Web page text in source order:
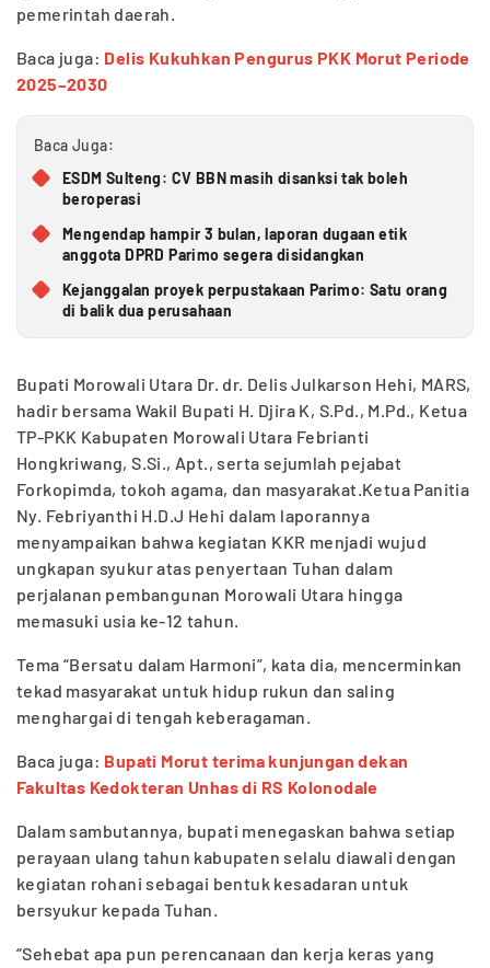
pemerintah daerah.
Baca juga: Delis Kukuhkan Pengurus PKK Morut Periode
2025–2030
Baca Juga:
ESDM Sulteng: CV BBN masih disanksi tak boleh
beroperasi
Mengendap hampir 3 bulan, laporan dugaan etik
anggota DPRD Parimo segera disidangkan
Kejanggalan proyek perpustakaan Parimo: Satu orang
di balik dua perusahaan
Bupati Morowali Utara Dr. dr. Delis Julkarson Hehi, MARS,
hadir bersama Wakil Bupati H. Djira K, S.Pd., M.Pd., Ketua
TP-PKK Kabupaten Morowali Utara Febrianti
Hongkriwang, S.Si., Apt., serta sejumlah pejabat
Forkopimda, tokoh agama, dan masyarakat.Ketua Panitia
Ny. Febriyanthi H.D.J Hehi dalam laporannya
menyampaikan bahwa kegiatan KKR menjadi wujud
ungkapan syukur atas penyertaan Tuhan dalam
perjalanan pembangunan Morowali Utara hingga
memasuki usia ke-12 tahun.
Tema “Bersatu dalam Harmoni”, kata dia, mencerminkan
tekad masyarakat untuk hidup rukun dan saling
menghargai di tengah keberagaman.
Baca juga: Bupati Morut terima kunjungan dekan
Fakultas Kedokteran Unhas di RS Kolonodale
Dalam sambutannya, bupati menegaskan bahwa setiap
perayaan ulang tahun kabupaten selalu diawali dengan
kegiatan rohani sebagai bentuk kesadaran untuk
bersyukur kepada Tuhan.
“Sehebat apa pun perencanaan dan kerja keras yang